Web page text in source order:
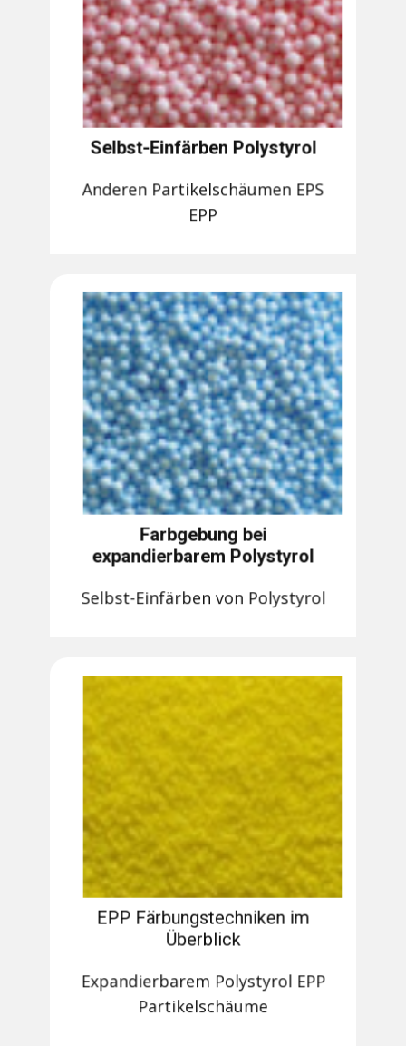
Selbst-Einfärben Polystyrol
Anderen Partikelschäumen EPS
EPP
Farbgebung bei
expandierbarem Polystyrol
Selbst-Einfärben von Polystyrol
EPP Färbungstechniken im
Überblick
Expandierbarem Polystyrol EPP
Partikelschäume